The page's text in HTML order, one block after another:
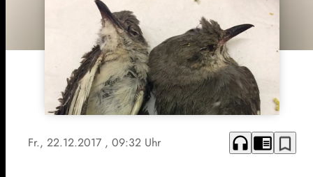
Fr., 22.12.2017 , 09:32 Uhr headphones chrome_reader_mode bookmark_border